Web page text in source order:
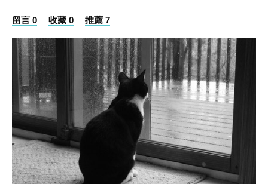
留言 0 收藏 0 推薦 7